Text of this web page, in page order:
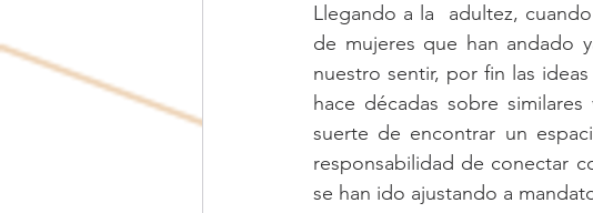
Llegando a la  adultez,
de mujeres que han andado
nuestro sentir, por fin las
hace décadas sobre
suerte de encontrar un
responsabilidad de conectar
se han ido ajustando a